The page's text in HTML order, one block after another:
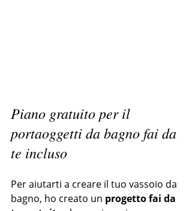
Piano gratuito per il
portaoggetti da bagno fai da
te incluso
Per aiutarti a creare il tuo vassoio da
bagno, ho creato un progetto fai da